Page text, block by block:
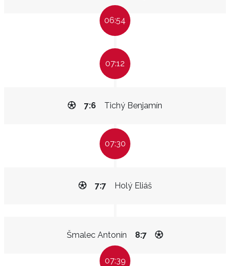
06:54
07:12
Tichý Benjamín
7:6
07:30
Holý Eliáš
7:7
Šmalec Antonín 8:7
07:39